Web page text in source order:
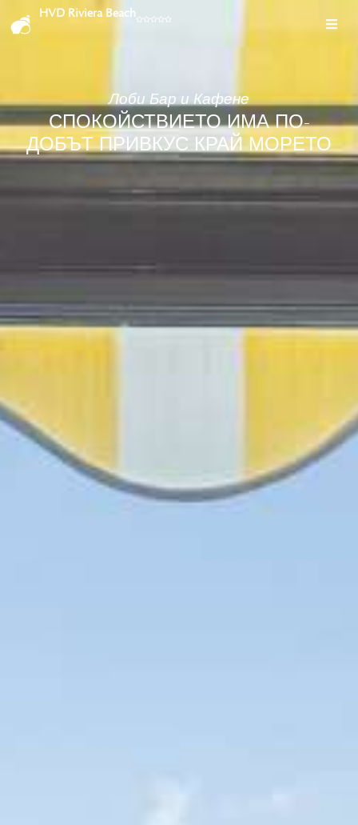
HVD Riviera Beach
Лоби Бар и Кафене
СПОКОЙСТВИЕТО ИМА ПО-
ДОБЪТ ПРИВКУС КРАЙ МОРЕТО